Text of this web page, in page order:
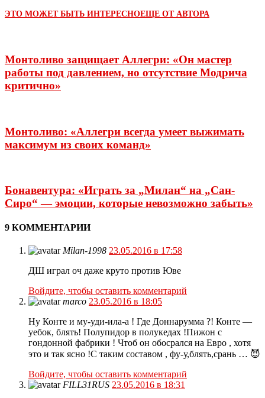
ЭТО МОЖЕТ БЫТЬ ИНТЕРЕСНОЕЩЕ ОТ АВТОРА
Монтоливо защищает Аллегри: «Он мастер
работы под давлением, но отсутствие Модрича
критично»
Монтоливо: «Аллегри всегда умеет выжимать
максимум из своих команд»
Бонавентура: «Играть за „Милан“ на „Сан-
Сиро“ — эмоции, которые невозможно забыть»
9 КОММЕНТАРИИ
Milan-1998 23.05.2016 в 17:58
ДШ играл оч даже круто против Юве
Войдите, чтобы оставить комментарий
marco 23.05.2016 в 18:05
Ну Конте и му-уди-ила-а ! Где Доннарумма ?! Конте —
уебок, блять! Полупидор в полукедах !Пижон с
гондонной фабрики ! Чтоб он обосрался на Евро , хотя
это и так ясно !С таким составом , фу-у,блять,срань … 😈
Войдите, чтобы оставить комментарий
FILL31RUS 23.05.2016 в 18:31